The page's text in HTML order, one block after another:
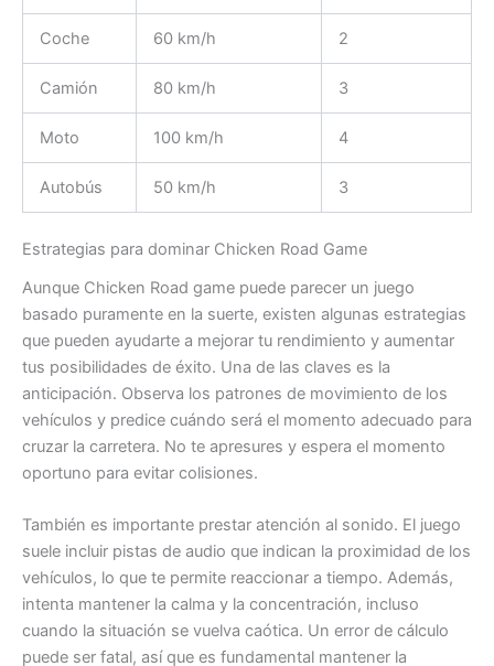
Coche 60 km/h 2
Camión 80 km/h 3
Moto 100 km/h 4
Autobús 50 km/h 3
Estrategias para dominar Chicken Road Game
Aunque Chicken Road game puede parecer un juego
basado puramente en la suerte, existen algunas estrategias
que pueden ayudarte a mejorar tu rendimiento y aumentar
tus posibilidades de éxito. Una de las claves es la
anticipación. Observa los patrones de movimiento de los
vehículos y predice cuándo será el momento adecuado para
cruzar la carretera. No te apresures y espera el momento
oportuno para evitar colisiones.
También es importante prestar atención al sonido. El juego
suele incluir pistas de audio que indican la proximidad de los
vehículos, lo que te permite reaccionar a tiempo. Además,
intenta mantener la calma y la concentración, incluso
cuando la situación se vuelva caótica. Un error de cálculo
puede ser fatal, así que es fundamental mantener la